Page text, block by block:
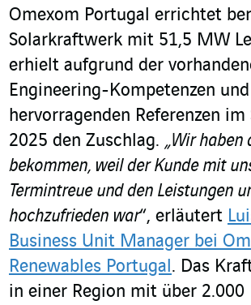
Omexom Portugal errichtet
Solarkraftwerk mit 51,5 MW
erhielt aufgrund der
Engineering-Kompetenzen
hervorragenden Referenzen im
2025 den Zuschlag. „Wir haben
bekommen, weil der Kunde mit
Termintreue und den Leistungen
hochzufrieden war“, erläutert
Business Unit Manager bei
Renewables Portugal. Das
in einer Region mit über 2.000